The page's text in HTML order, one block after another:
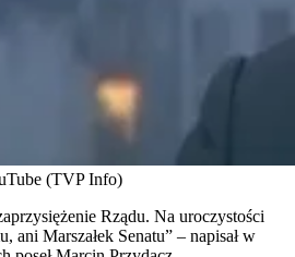
(TVP Info)
Rządu. Na uroczystości
ani Marszałek Senatu” – napisał w